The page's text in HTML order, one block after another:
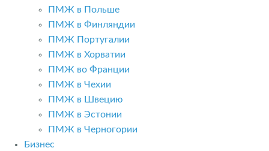
ПМЖ в Польше
ПМЖ в Финляндии
ПМЖ Португалии
ПМЖ в Хорватии
ПМЖ во Франции
ПМЖ в Чехии
ПМЖ в Швецию
ПМЖ в Эстонии
ПМЖ в Черногории
Бизнес